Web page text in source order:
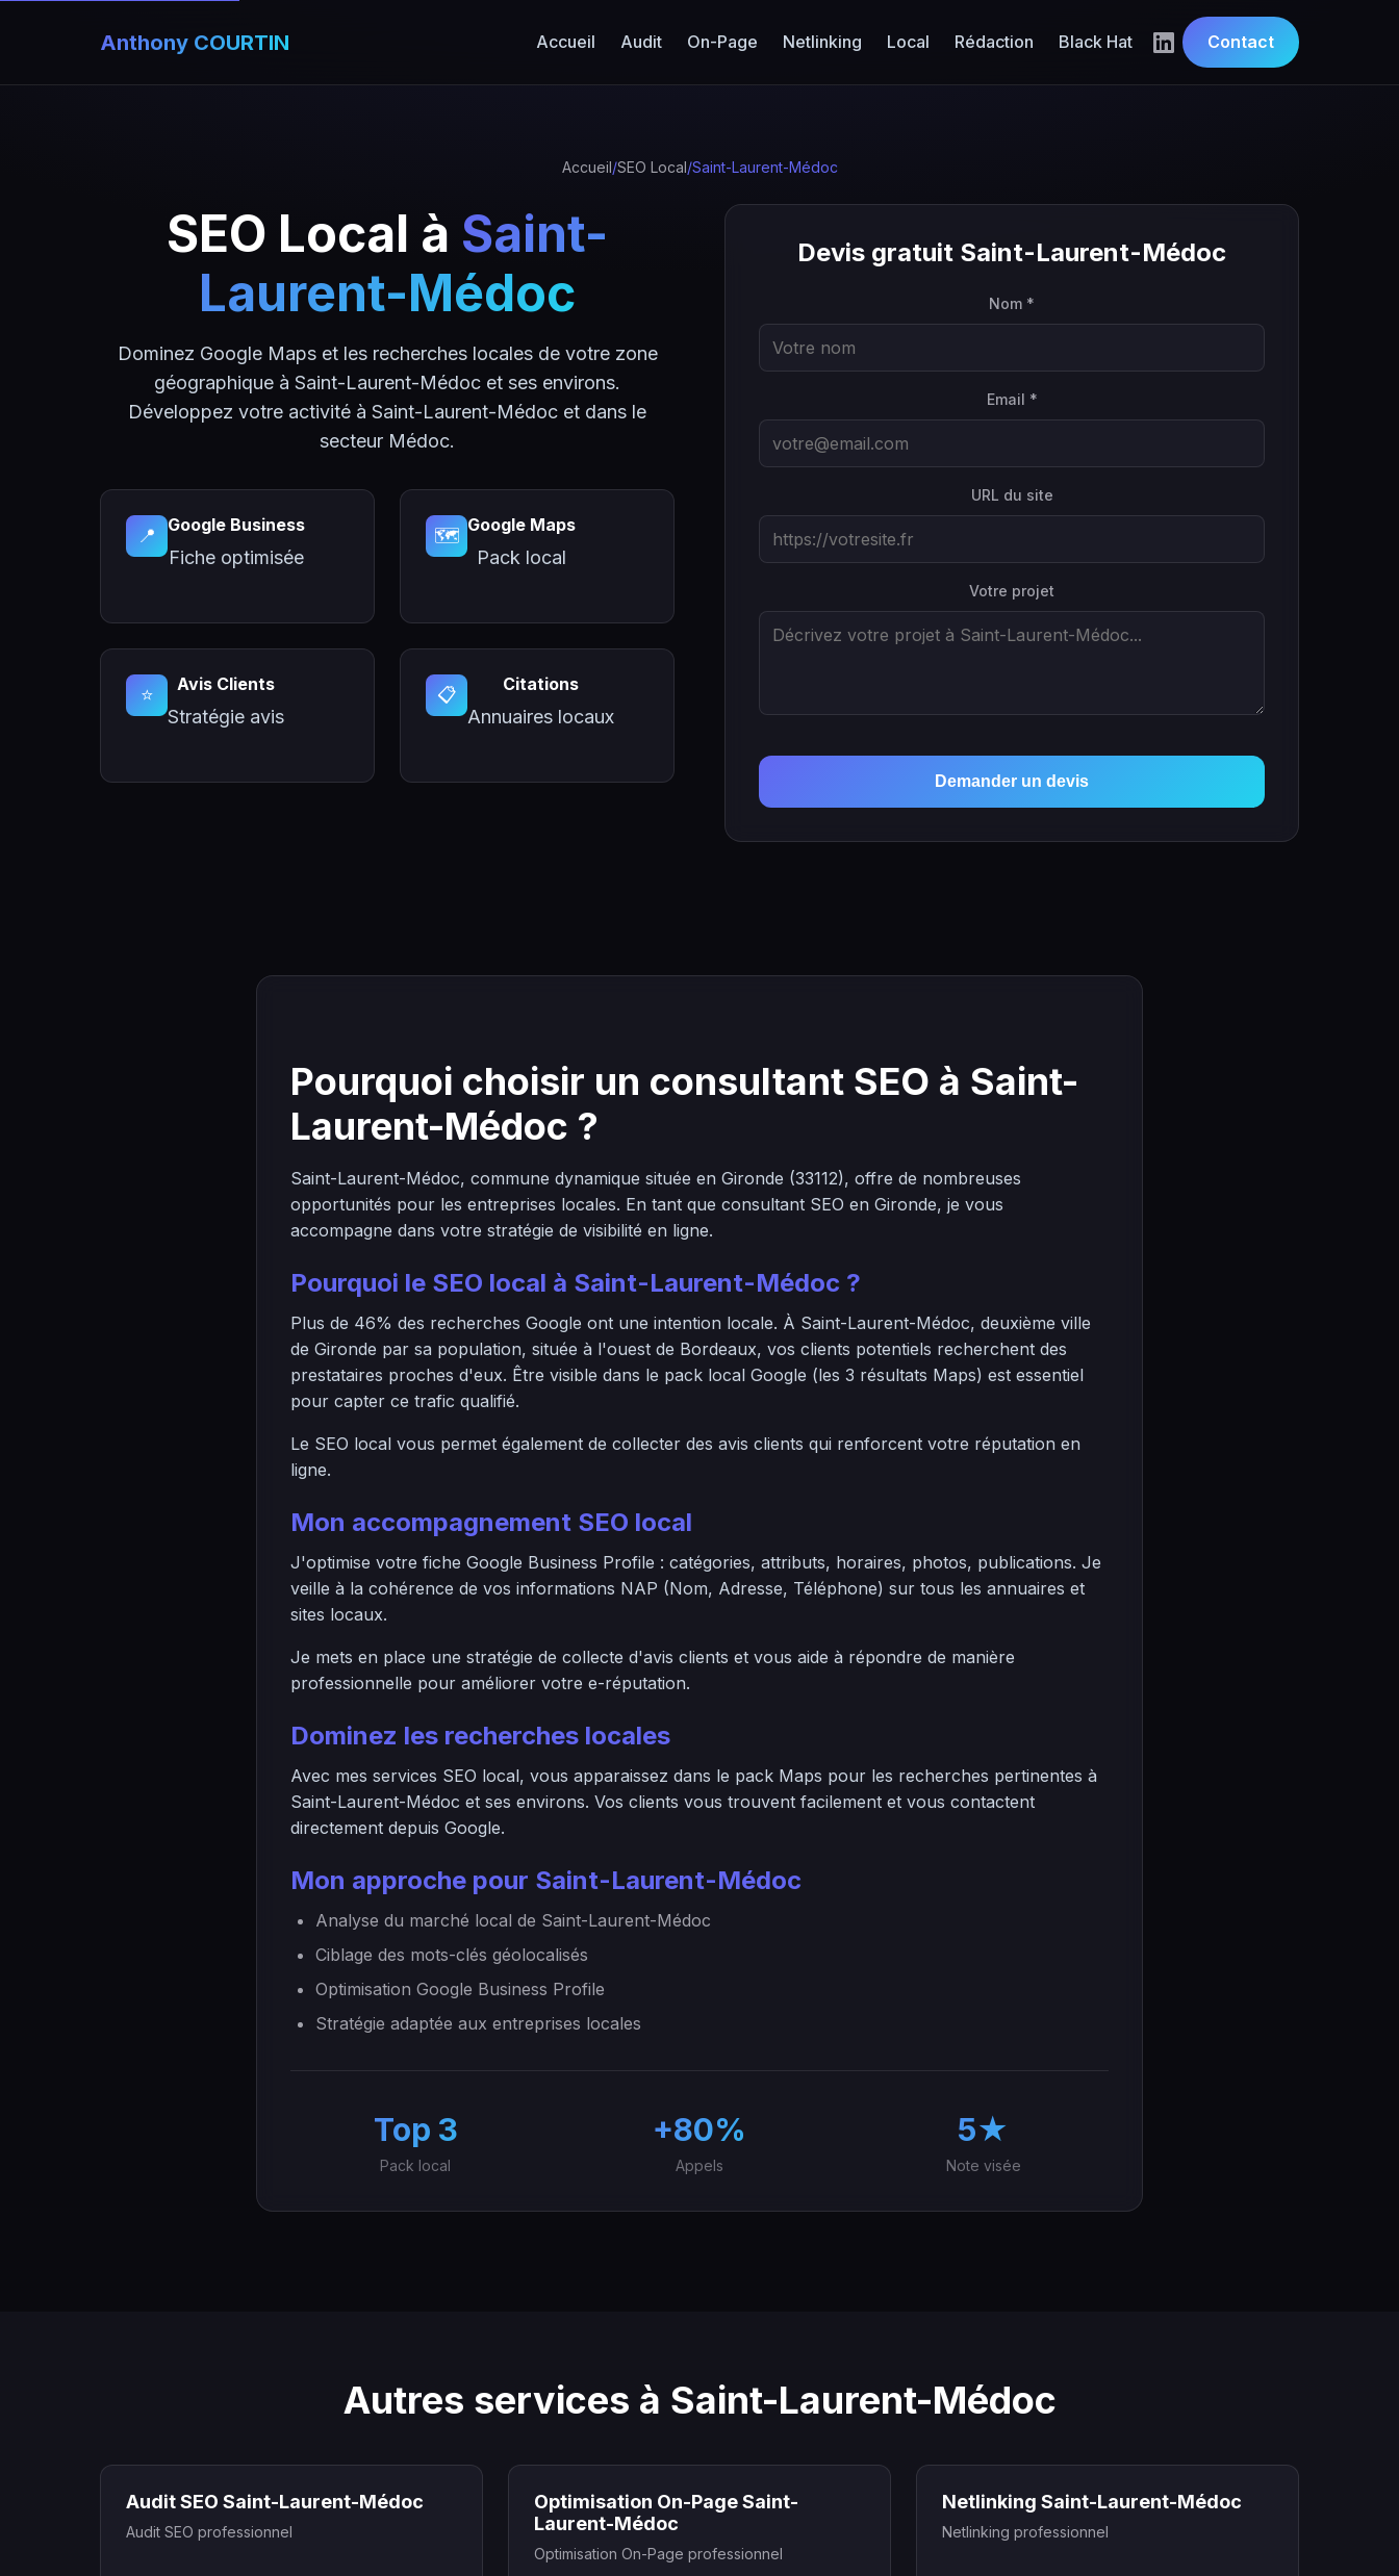
Anthony COURTIN Accueil Audit On-Page Netlinking Local Rédaction Black Hat Contact
Accueil/SEO Local/Saint-Laurent-Médoc
SEO Local à Saint-
Laurent-Médoc
Dominez Google Maps et les recherches locales de votre zone
géographique à Saint-Laurent-Médoc et ses environs.
Développez votre activité à Saint-Laurent-Médoc et dans le
secteur Médoc.
📍 Google Business
Fiche optimisée
🗺️ Google Maps
Pack local
⭐ Avis Clients
Stratégie avis
📋 Citations
Annuaires locaux
Devis gratuit Saint-Laurent-Médoc
Nom *
Email *
URL du site
Votre projet
Demander un devis
Pourquoi choisir un consultant SEO à Saint-
Laurent-Médoc ?
Saint-Laurent-Médoc, commune dynamique située en Gironde (33112), offre de nombreuses
opportunités pour les entreprises locales. En tant que consultant SEO en Gironde, je vous
accompagne dans votre stratégie de visibilité en ligne.
Pourquoi le SEO local à Saint-Laurent-Médoc ?
Plus de 46% des recherches Google ont une intention locale. À Saint-Laurent-Médoc, deuxième ville
de Gironde par sa population, située à l'ouest de Bordeaux, vos clients potentiels recherchent des
prestataires proches d'eux. Être visible dans le pack local Google (les 3 résultats Maps) est essentiel
pour capter ce trafic qualifié.
Le SEO local vous permet également de collecter des avis clients qui renforcent votre réputation en
ligne.
Mon accompagnement SEO local
J'optimise votre fiche Google Business Profile : catégories, attributs, horaires, photos, publications. Je
veille à la cohérence de vos informations NAP (Nom, Adresse, Téléphone) sur tous les annuaires et
sites locaux.
Je mets en place une stratégie de collecte d'avis clients et vous aide à répondre de manière
professionnelle pour améliorer votre e-réputation.
Dominez les recherches locales
Avec mes services SEO local, vous apparaissez dans le pack Maps pour les recherches pertinentes à
Saint-Laurent-Médoc et ses environs. Vos clients vous trouvent facilement et vous contactent
directement depuis Google.
Mon approche pour Saint-Laurent-Médoc
Analyse du marché local de Saint-Laurent-Médoc
Ciblage des mots-clés géolocalisés
Optimisation Google Business Profile
Stratégie adaptée aux entreprises locales
Top 3
Pack local
+80%
Appels
5★
Note visée
Autres services à Saint-Laurent-Médoc
Audit SEO Saint-Laurent-Médoc
Audit SEO professionnel
Optimisation On-Page Saint-
Laurent-Médoc
Optimisation On-Page professionnel
Netlinking Saint-Laurent-Médoc
Netlinking professionnel